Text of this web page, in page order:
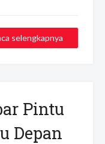
selengkapnya
Pintu
Depan